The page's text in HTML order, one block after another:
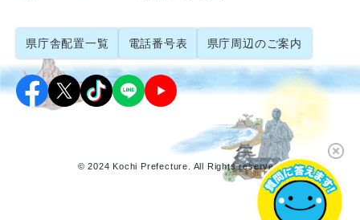
県庁舎配置一覧 電話番号表 県庁周辺のご案内
© 2024 Kochi Prefecture. All Rights reserved.